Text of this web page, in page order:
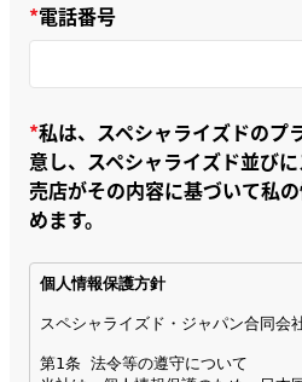
電話番号
私は、スペシャライズドのプ
意し、スペシャライズド並び
売店がその内容に基づいて私
めます。